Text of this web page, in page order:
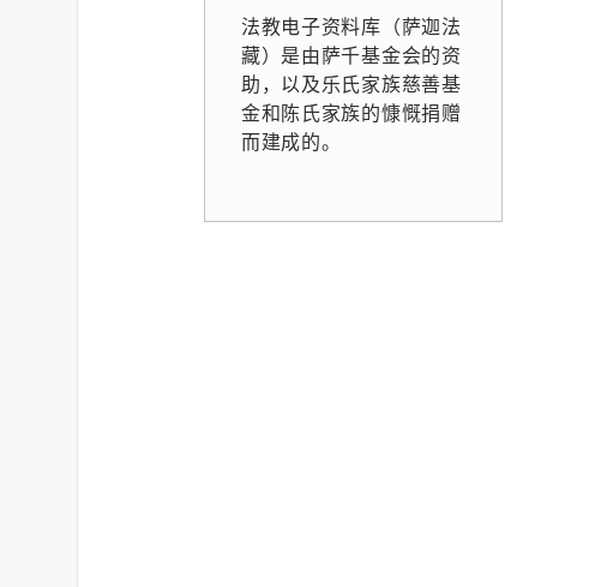
法教电子资料库（萨迦法
藏）是由萨千基金会的资
助，以及乐氏家族慈善基
金和陈氏家族的慷慨捐赠
而建成的。